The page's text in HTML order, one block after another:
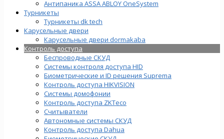
Антипаника ASSA ABLOY OneSystem
Турникеты
Турникеты dk tech
Карусельные двери
Карусельные двери dormakaba
Контроль доступа
Беспроводные СКУД
Системы контроля доступа HID
Биометрические и ID решения Suprema
Контроль доступа HIKVISION
Системы домофонии
Контроль доступа ZKTeco
Считыватели
Автономные системы СКУД
Контроль доступа Dahua